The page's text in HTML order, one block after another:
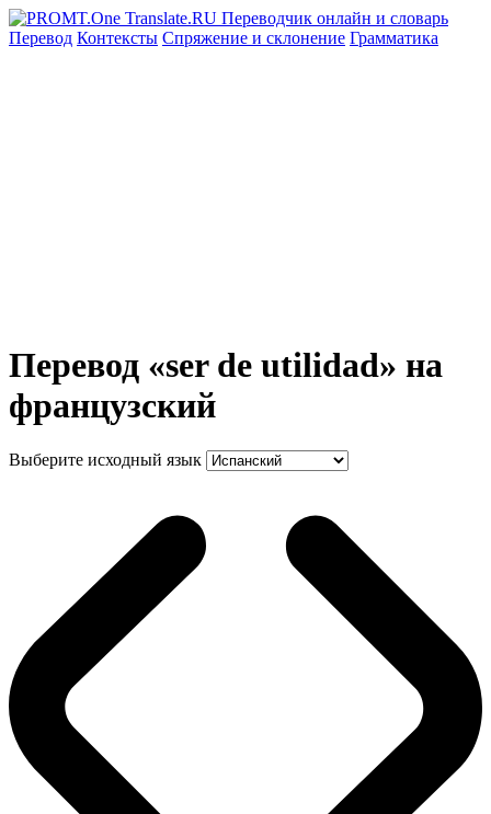
Перевод Контексты Спряжение и склонение Грамматика
Перевод «ser de utilidad» на
французский
Выберите исходный язык